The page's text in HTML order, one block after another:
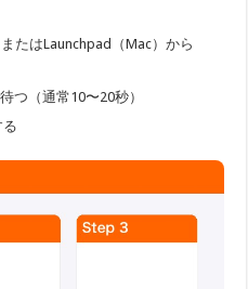
たはLaunchpad（Mac）から
つ（通常10〜20秒）